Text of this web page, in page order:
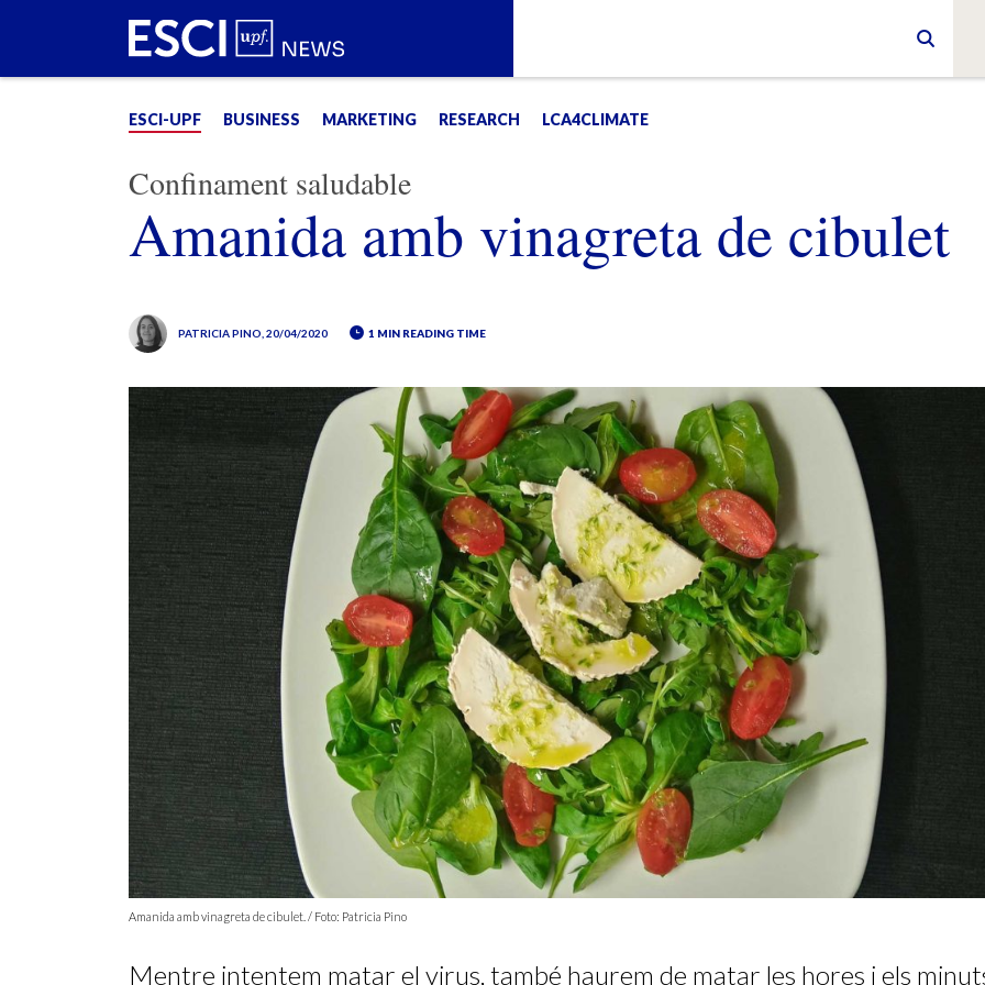
ESCI-UPF BUSINESS MARKETING RESEARCH LCA4CLIMATE
Confinament saludable
Amanida amb vinagreta de cibulet
PATRICIA PINO , 20/04/2020 1 MIN READING TIME
Amanida amb vinagreta de cibulet. / Foto: Patricia Pino
Mentre intentem matar el virus, també haurem de matar les hores i els